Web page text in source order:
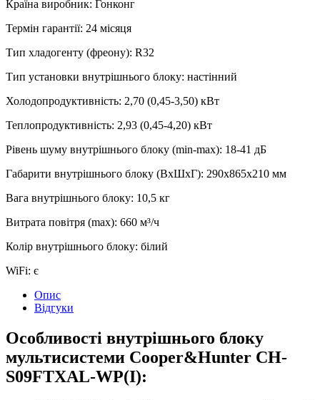
Країна виробник: Гонконг
Термін гарантії: 24 місяця
Тип хладогенту (фреону): R32
Тип установки внутрішнього блоку: настінний
Холодопродуктивність: 2,70 (0,45-3,50) кВт
Теплопродуктивність: 2,93 (0,45-4,20) кВт
Рівень шуму внутрішнього блоку (min-max): 18-41 дБ
Габарити внутрішнього блоку (ВхШхГ): 290х865х210 мм
Вага внутрішнього блоку: 10,5 кг
Витрата повітря (max): 660 м³/ч
Колір внутрішнього блоку: білий
WiFi: є
Опис
Відгуки
Особливості внутрішнього блоку
мультисистеми Cooper&Hunter CH-
S09FTXAL-WP(I):